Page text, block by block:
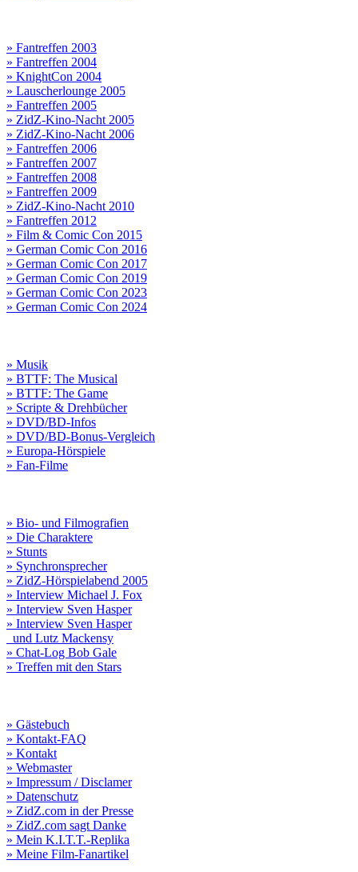
» Fantreffen 2003
» Fantreffen 2004
» KnightCon 2004
» Lauscherlounge 2005
» Fantreffen 2005
» ZidZ-Kino-Nacht 2005
» ZidZ-Kino-Nacht 2006
» Fantreffen 2006
» Fantreffen 2007
» Fantreffen 2008
» Fantreffen 2009
» ZidZ-Kino-Nacht 2010
» Fantreffen 2012
» Film & Comic Con 2015
» German Comic Con 2016
» German Comic Con 2017
» German Comic Con 2019
» German Comic Con 2023
» German Comic Con 2024
» Musik
» BTTF: The Musical
» BTTF: The Game
» Scripte & Drehbücher
» DVD/BD-Infos
» DVD/BD-Bonus-Vergleich
» Europa-Hörspiele
» Fan-Filme
» Bio- und Filmografien
» Die Charaktere
» Stunts
» Synchronsprecher
» ZidZ-Hörspielabend 2005
» Interview Michael J. Fox
» Interview Sven Hasper
» Interview Sven Hasper
und Lutz Mackensy
» Chat-Log Bob Gale
» Treffen mit den Stars
» Gästebuch
» Kontakt-FAQ
» Kontakt
» Webmaster
» Impressum / Disclamer
» Datenschutz
» ZidZ.com in der Presse
» ZidZ.com sagt Danke
» Mein K.I.T.T.-Replika
» Meine Film-Fanartikel